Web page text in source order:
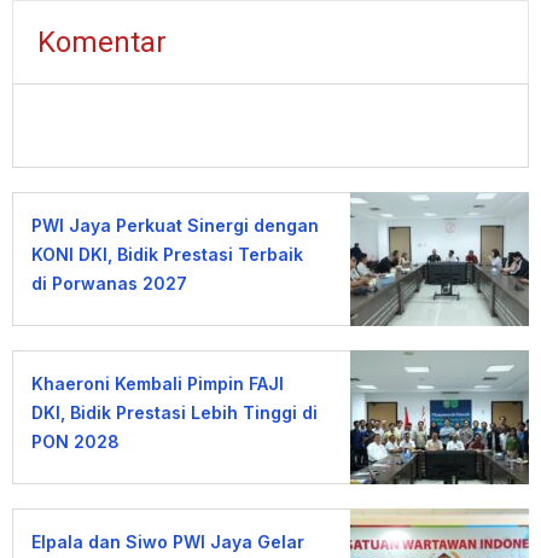
Komentar
PWI Jaya Perkuat Sinergi dengan
KONI DKI, Bidik Prestasi Terbaik
di Porwanas 2027
Khaeroni Kembali Pimpin FAJI
DKI, Bidik Prestasi Lebih Tinggi di
PON 2028
Elpala dan Siwo PWI Jaya Gelar